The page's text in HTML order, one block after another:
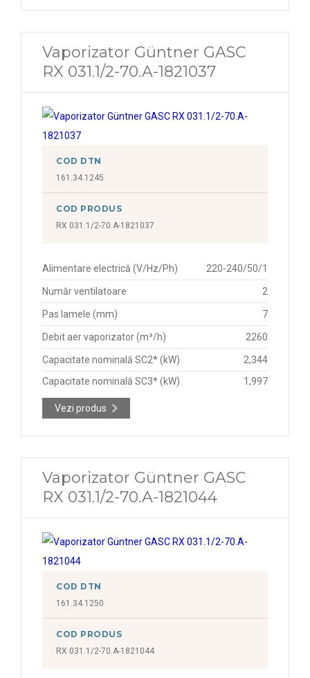
Vaporizator Güntner GASC
RX 031.1/2-70.A-1821037
COD DTN
161.34.1245
COD PRODUS
RX 031.1/2-70.A-1821037
Alimentare electrică (V/Hz/Ph) 220-240/50/1
Număr ventilatoare 2
Pas lamele (mm) 7
Debit aer vaporizator (m³/h) 2260
Capacitate nominală SC2* (kW)
2,344
Capacitate nominală SC3* (kW)
1,997
Vezi produs
Vaporizator Güntner GASC
RX 031.1/2-70.A-1821044
COD DTN
161.34.1250
COD PRODUS
RX 031.1/2-70.A-1821044